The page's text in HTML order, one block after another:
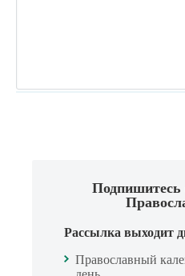
Подпишитесь
Рассылка выходит
Православный